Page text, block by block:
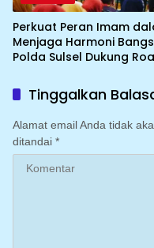
Perkuat Peran Imam
Menjaga Harmoni
Polda Sulsel Dukung
Tinggalkan
Alamat email Anda tidak
ditandai *